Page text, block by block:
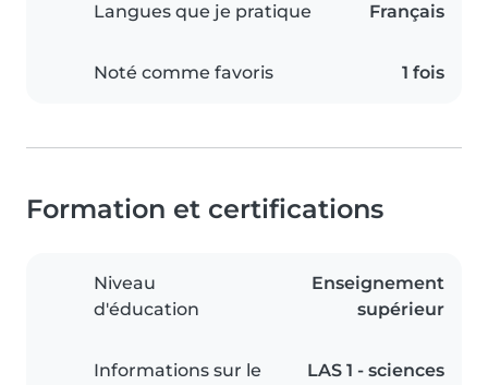
Langues que je pratique Français
Noté comme favoris 1 fois
Formation et certifications
Niveau
d'éducation
Enseignement
supérieur
Informations sur le
LAS 1 - sciences